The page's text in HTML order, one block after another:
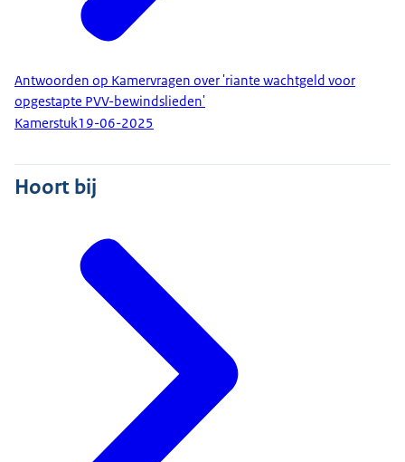
Antwoorden op Kamervragen over 'riante wachtgeld voor
opgestapte PVV-bewindslieden'
Kamerstuk19-06-2025
Hoort bij